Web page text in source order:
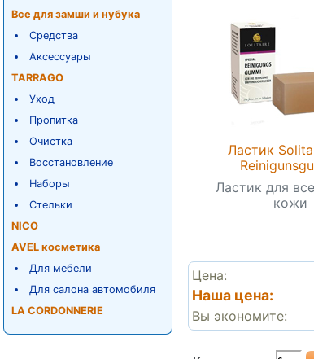
Все для замши и нубука
Средства
Аксессуары
TARRAGO
Уход
Пропитка
Очистка
Восстановление
Наборы
Стельки
NICO
AVEL косметика
Для мебели
Для салона автомобиля
LA CORDONNERIE
Ластик
Ластик для
кожи
Цена:
Наша цена:
Вы экономите: